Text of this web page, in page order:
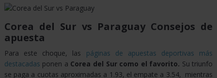
Corea del Sur vs Paraguay Consejos de
apuesta
Para este choque, las
páginas de apuestas deportivas más
destacadas ponen a Corea del Sur como el favorito. Su triunfo
se paga a cuotas aproximadas a 1.93, el empate a 3.54, mientras